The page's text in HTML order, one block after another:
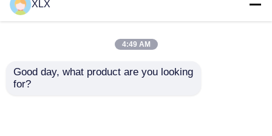
Fulvate de zinc
Engrais composé
XLX
4:49 AM
Good day, what product are you looking
for?